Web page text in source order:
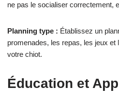
ne pas le socialiser correctement,
Planning type : Établissez un
promenades, les repas, les jeux et
votre chiot.
Éducation et